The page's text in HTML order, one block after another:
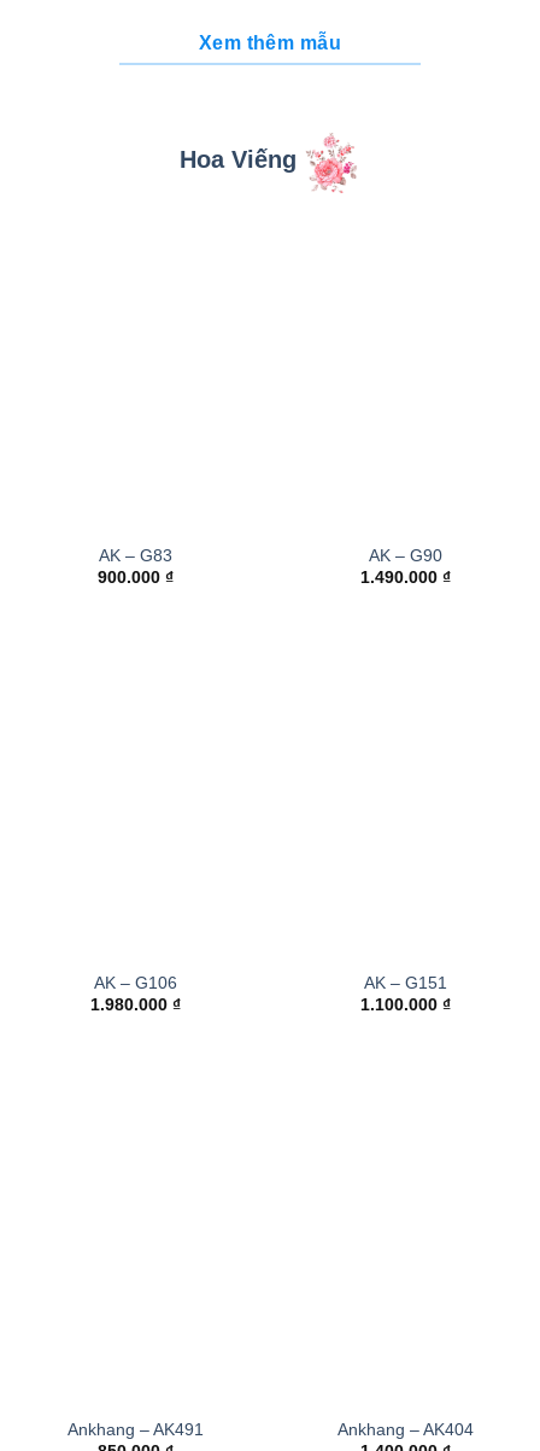
Xem thêm mẫu
Hoa Viếng
AK – G83
900.000 ₫
AK – G90
1.490.000 ₫
AK – G106
1.980.000 ₫
AK – G151
1.100.000 ₫
Ankhang – AK491
Ankhang – AK404